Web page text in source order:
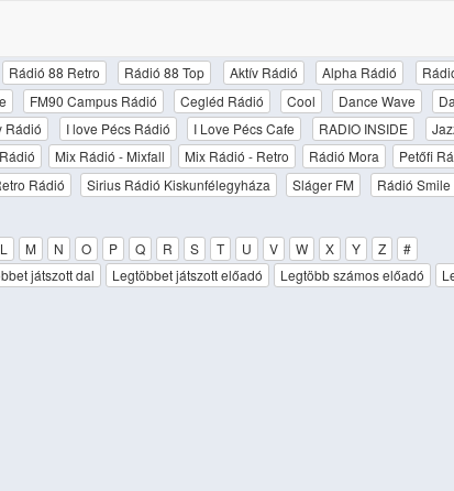
Rádió 88 Retro Rádió 88 Top Aktív Rádió Alpha Rádió
FM90 Campus Rádió Cegléd Rádió Cool Dance Wave
Rádió I love Pécs Rádió I Love Pécs Cafe RADIO INSIDE
Mix Rádió - Mixfall Mix Rádió - Retro Rádió Mora Petőfi
Rádió Sirius Rádió Kiskunfélegyháza Sláger FM Rádió Smile
L M N O P Q R S T U V W X Y Z
#
játszott dal Legtöbbet játszott előadó Legtöbb számos előadó